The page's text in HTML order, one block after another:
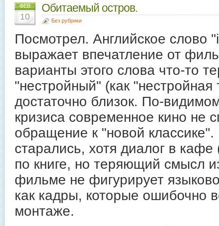
ФЕВ
10
Обитаемый остров.
Без рубрики
Посмотрел. Английское слово
выражает впечатление от
варианты этого слова что-то
"нестройный" (как
достаточно близок. По-
кризиса современное кино не
обращение к "новой
старались, хотя диалог в
по книге, но теряющий смысл
фильме не фигурирует
как кадры, которые ошибочно
монтаже.